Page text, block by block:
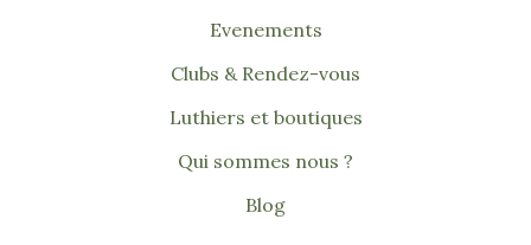
Evenements
Clubs & Rendez-vous
Luthiers et boutiques
Qui sommes nous ?
Blog